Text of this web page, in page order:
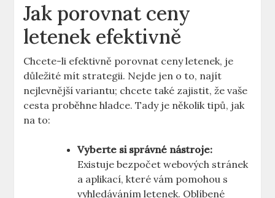
Jak porovnat ceny
letenek efektivně
Chcete-li efektivně porovnat ceny letenek, je
důležité mít strategii. Nejde jen o to, najít
nejlevnější variantu; chcete také zajistit, že vaše
cesta proběhne hladce. Tady je několik tipů, jak
na to:
Vyberte si správné nástroje:
Existuje bezpočet webových stránek
a aplikací, které vám pomohou s
vyhledáváním letenek. Oblíbené